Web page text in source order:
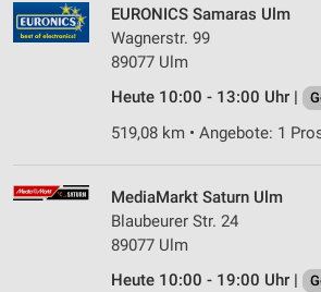
EURONICS Samaras Ulm
Wagnerstr. 99
89077 Ulm
Heute 10:00 - 13:00 Uhr |
519,08 km • Angebote: 1
MediaMarkt Saturn Ulm
Blaubeurer Str. 24
89077 Ulm
Heute 10:00 - 19:00 Uhr |